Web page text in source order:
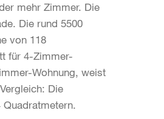
mehr Zimmer. Die
Die rund 5500
von 118
für 4-Zimmer-
Wohnung, weist
Die